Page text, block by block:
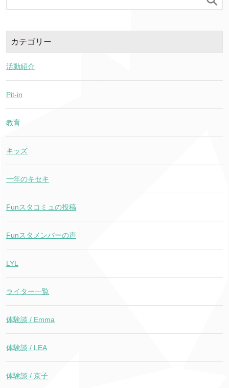
カテゴリー
活動紹介
Pit-in
教育
キッズ
一年のキセキ
Funスタコミュの投稿
Funスタメンバーの声
LYL
ライター一覧
体験談 / Emma
体験談 / LEA
体験談 / 京子